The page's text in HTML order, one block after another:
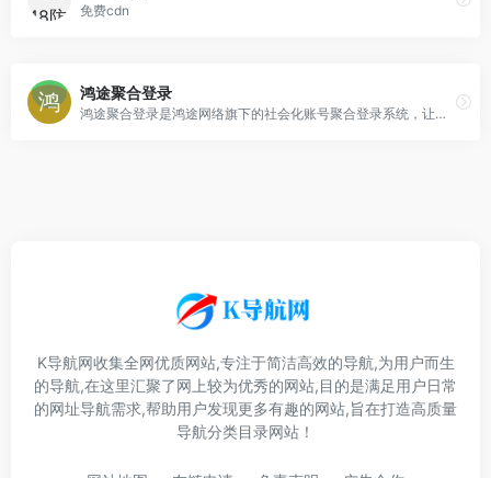
免费cdn
鸿途聚合登录
鸿途聚合登录是鸿途网络旗下的社会化账号聚合登录系统，让网站的最终用户可以一站式选择使用包括微信、微博、QQ、百度等多种社会化帐号登录该站点。
K导航网收集全网优质网站,专注于简洁高效的导航,为用户而生
的导航,在这里汇聚了网上较为优秀的网站,目的是满足用户日常
的网址导航需求,帮助用户发现更多有趣的网站,旨在打造高质量
导航分类目录网站！